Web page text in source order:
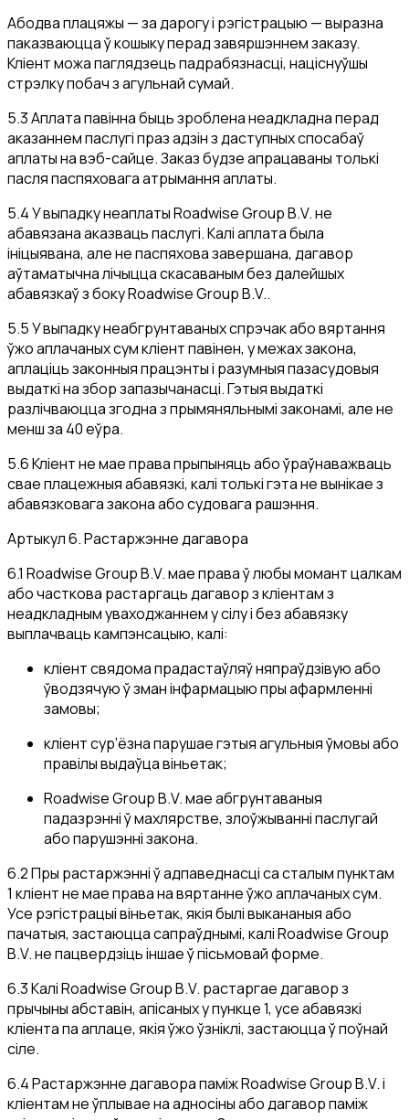
Абодва плацяжы — за дарогу і рэгістрацыю — выразна
паказваюцца ў кошыку перад завяршэннем заказу.
Кліент можа паглядзець падрабязнасці, націснуўшы
стрэлку побач з агульнай сумай.
5.3 Аплата павінна быць зроблена неадкладна перад
аказаннем паслугі праз адзін з даступных спосабаў
аплаты на вэб-сайце. Заказ будзе апрацаваны толькі
пасля паспяховага атрымання аплаты.
5.4 У выпадку неаплаты Roadwise Group B.V. не
абавязана аказваць паслугі. Калі аплата была
ініцыявана, але не паспяхова завершана, дагавор
аўтаматычна лічыцца скасаваным без далейшых
абавязкаў з боку Roadwise Group B.V..
5.5 У выпадку неабгрунтаваных спрэчак або вяртання
ўжо аплачаных сум кліент павінен, у межах закона,
аплаціць законныя працэнты і разумныя пазасудовыя
выдаткі на збор запазычанасці. Гэтыя выдаткі
разлічваюцца згодна з прымяняльнымі законамі, але не
менш за 40 еўра.
5.6 Кліент не мае права прыпыняць або ўраўнаважваць
свае плацежныя абавязкі, калі толькі гэта не вынікае з
абавязковага закона або судовага рашэння.
Артыкул 6. Растаржэнне дагавора
6.1 Roadwise Group B.V. мае права ў любы момант цалкам
або часткова растаргаць дагавор з кліентам з
неадкладным уваходжаннем у сілу і без абавязку
выплачваць кампэнсацыю, калі:
кліент свядома прадастаўляў няпраўдзівую або
ўводзячую ў зман інфармацыю пры афармленні
замовы;
кліент сур’ёзна парушае гэтыя агульныя ўмовы або
правілы выдаўца віньетак;
Roadwise Group B.V. мае абгрунтаваныя
падазрэнні ў махлярстве, злоўжыванні паслугай
або парушэнні закона.
6.2 Пры растаржэнні ў адпаведнасці са сталым пунктам
1 кліент не мае права на вяртанне ўжо аплачаных сум.
Усе рэгістрацыі віньетак, якія былі выкананыя або
пачатыя, застаюцца сапраўднымі, калі Roadwise Group
B.V. не пацвердзіць іншае ў пісьмовай форме.
6.3 Калі Roadwise Group B.V. растаргае дагавор з
прычыны абставін, апісаных у пункце 1, усе абавязкі
кліента па аплаце, якія ўжо ўзніклі, застаюцца ў поўнай
сіле.
6.4 Растаржэнне дагавора паміж Roadwise Group B.V. і
кліентам не ўплывае на адносіны або дагавор паміж